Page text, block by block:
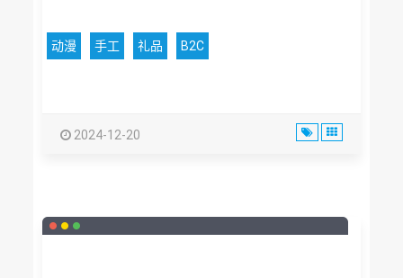
动漫 手工 礼品 B2C
2024-12-20